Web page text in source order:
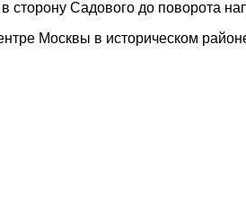
сторону Садового до поворота
Москвы в историческом